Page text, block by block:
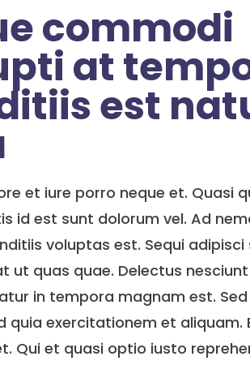
commodi
at
est
et iure porro neque et. Quasi
id est sunt dolorum vel. Ad
voluptas est. Sequi
ut quas quae. Delectus
in tempora magnam est. Sed
quia exercitationem et aliquam.
Qui et quasi optio iusto